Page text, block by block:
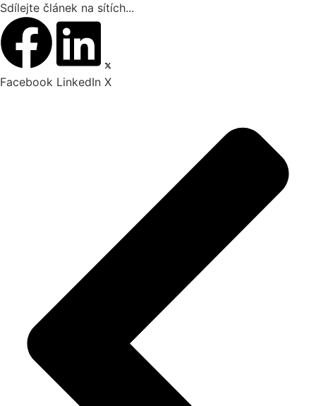
Sdílejte článek na sítích...
Facebook LinkedIn X